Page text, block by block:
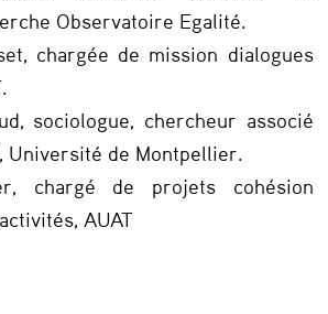
Observatoire Egalité.
chargée de mission dialogues
sociologue, chercheur associé
Université de Montpellier.
chargé de projets cohésion
AUAT